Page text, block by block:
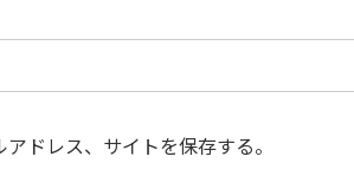
ドレス、サイトを保存する。